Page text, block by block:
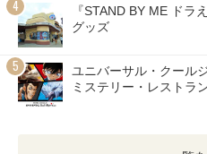
『STAND BY ME ドラ
グッズ
ユニバーサル・クール
ミステリー・レストラ